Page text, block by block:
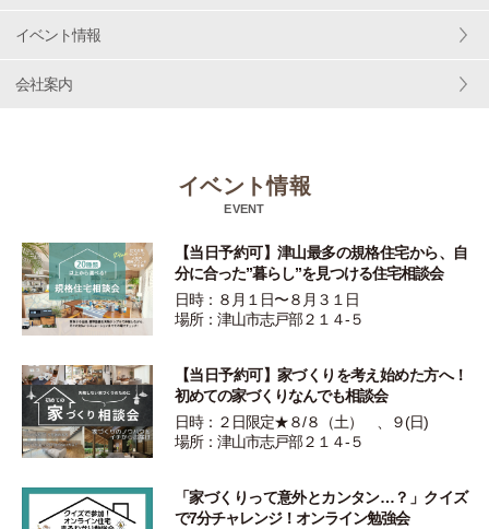
イベント情報
会社案内
イベント情報
EVENT
【当日予約可】津山最多の規格住宅から、自
分に合った”暮らし”を見つける住宅相談会
日時：８月１日〜８月３１日
場所：津山市志戸部２１４-５
【当日予約可】家づくりを考え始めた方へ！
初めての家づくりなんでも相談会
日時：２日限定★８/８（土） 、９(日)
場所：津山市志戸部２１４-５
「家づくりって意外とカンタン…？」クイズ
で7分チャレンジ！オンライン勉強会